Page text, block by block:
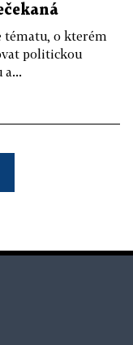
tématu, o kterém
politickou
a...